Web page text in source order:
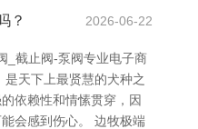
？ 2026-06-22
_截止阀-泵阀专业电子商
天下上最贤慧的犬种之
依赖性和情愫贯穿，因
会感到伤心。 边牧极端